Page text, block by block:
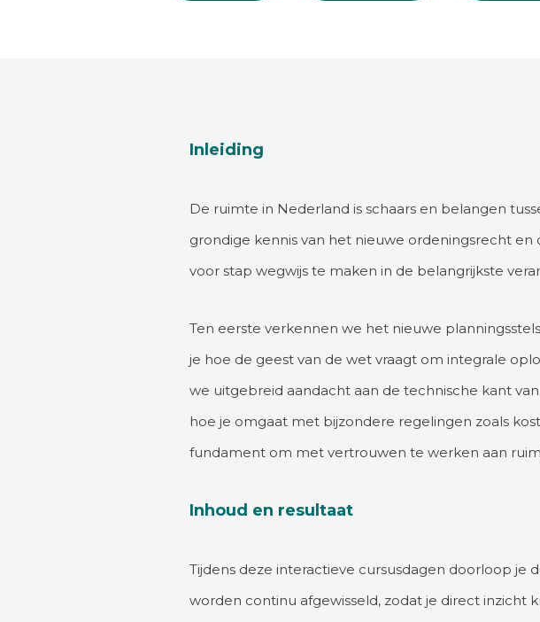
Inleiding
De ruimte in Nederland is schaars en belangen
grondige kennis van het nieuwe ordeningsrecht
voor stap wegwijs te maken in de belangrijkste
Ten eerste verkennen we het nieuwe
je hoe de geest van de wet vraagt om integrale
we uitgebreid aandacht aan de technische kant
hoe je omgaat met bijzondere regelingen zoals
fundament om met vertrouwen te werken aan
Inhoud en resultaat
Tijdens deze interactieve cursusdagen doorloop je
worden continu afgewisseld, zodat je direct inzicht